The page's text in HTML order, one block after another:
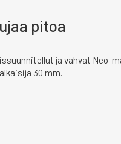
pitoa
ja vahvat Neo-
30 mm.